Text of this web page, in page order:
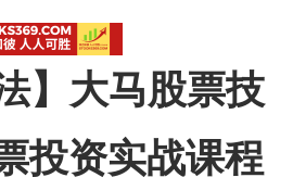
】大马股票技
投资实战课程